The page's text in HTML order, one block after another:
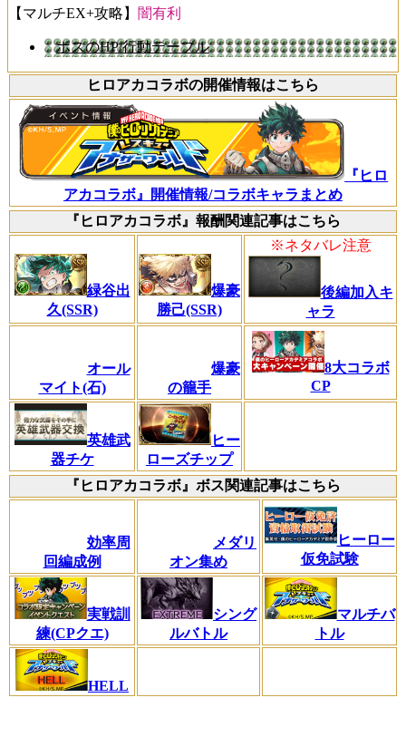
【マルチEX+攻略】 闇有利
ボスのHP/行動テーブル
ヒロアカコラボの開催情報はこちら
『ヒロ
アカコラボ』開催情報/コラボキャラまとめ
『ヒロアカコラボ』報酬関連記事はこちら
緑谷出
久(SSR)
爆豪
勝己(SSR)
※ネタバレ注意
後編加入キ
ャラ
オール
マイト(石)
爆豪
の籠手
8大コラボ
CP
英雄武
器チケ
ヒー
ローズチップ
『ヒロアカコラボ』ボス関連記事はこちら
効率周
回編成例
メダリ
オン集め
ヒーロー
仮免試験
実戦訓
練(CPクエ)
シング
ルバトル
マルチバ
トル
HELL